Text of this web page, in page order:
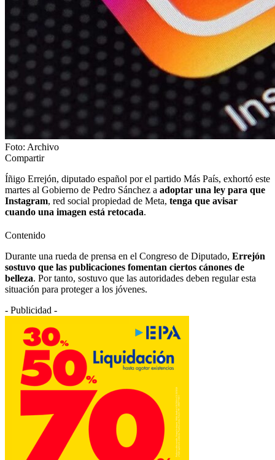
Foto: Archivo
Compartir
Íñigo Errejón, diputado español por el partido Más País, exhortó este
martes al Gobierno de Pedro Sánchez a adoptar una ley para que
Instagram, red social propiedad de Meta, tenga que avisar
cuando una imagen está retocada.
Contenido
Durante una rueda de prensa en el Congreso de Diputado, Errejón
sostuvo que las publicaciones fomentan ciertos cánones de
belleza. Por tanto, sostuvo que las autoridades deben regular esta
situación para proteger a los jóvenes.
- Publicidad -